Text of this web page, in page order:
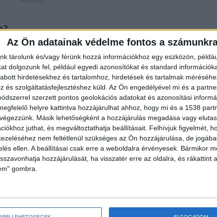
Az Ön adatainak védelme fontos a
tárolunk és/vagy férünk hozzá információkhoz egy eszközön,
dolgozunk fel, például egyedi azonosítókat és standard
hirdetésekhez és tartalomhoz, hirdetések és tartalmak
és szolgáltatásfejlesztéshez küld. Az Ön engedélyével mi és a
szerzett pontos geolokációs adatokat és azonosítási
helyre kattintva hozzájárulhat ahhoz, hogy mi és a 1538
Másik lehetőségként a hozzájárulás megadása vagy
juthat, és megváltoztathatja beállításait. Felhívjuk figyelmét,
nem feltétlenül szükséges az Ön hozzájárulása, de
ellen. A beállításai csak erre a weboldalra érvényesek. Bármikor
hozzájárulását, ha visszatér erre az oldalra, és rákattint
gombra.
hatósági eljárás keretében, rendkívüli
súlyos kérdések, a kamerafelvételek és a
a nyomozás iránya. A Balatoni Vízirendészeti
alapján segítségnyújtás elmulasztása miatt
ellen.
társaság egyik tagja rejtélyes módon eltűnt a
M. Rita miután kihívta a rendőröket,
Azt hallottuk, Ausztriában bujkál, ő tudja,